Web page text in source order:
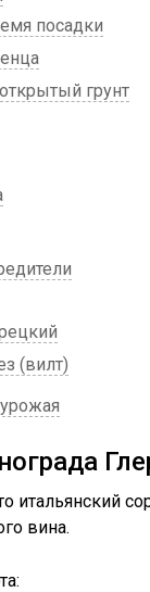
посадки
грунт
(вилт)
итальянский
вина.